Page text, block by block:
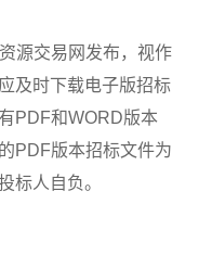
源交易网发布，视作
及时下载电子版招标
PDF和WORD版本
PDF版本招标文件为
标人自负。